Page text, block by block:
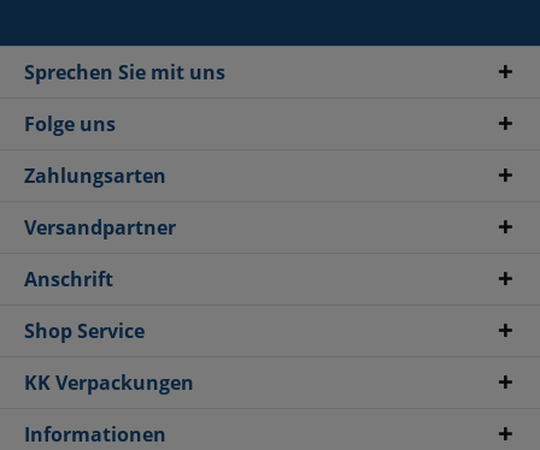
Sprechen Sie mit uns
Folge uns
Zahlungsarten
Versandpartner
Anschrift
Shop Service
KK Verpackungen
Informationen